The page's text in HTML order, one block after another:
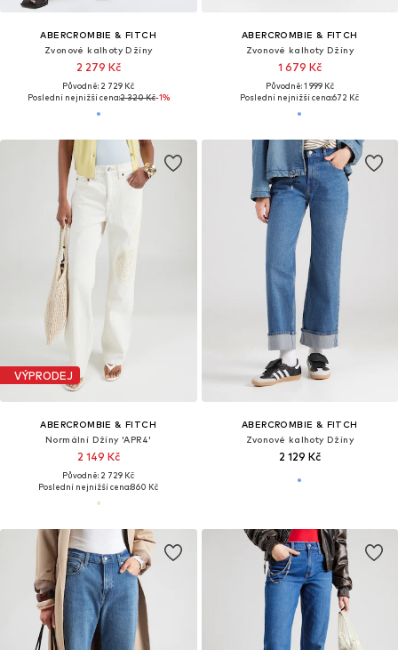
ABERCROMBIE & FITCH
Zvonové kalhoty Džíny
2 279 Kč
Původně: 2 729 Kč
Poslední nejnižší cena:2 320 Kč-1%
ABERCROMBIE & FITCH
Zvonové kalhoty Džíny
1 679 Kč
Původně: 1 999 Kč
Poslední nejnižší cena:672 Kč
VÝPRODEJ
ABERCROMBIE & FITCH
Normální Džíny 'APR4'
2 149 Kč
Původně: 2 729 Kč
Poslední nejnižší cena:860 Kč
ABERCROMBIE & FITCH
Zvonové kalhoty Džíny
2 129 Kč